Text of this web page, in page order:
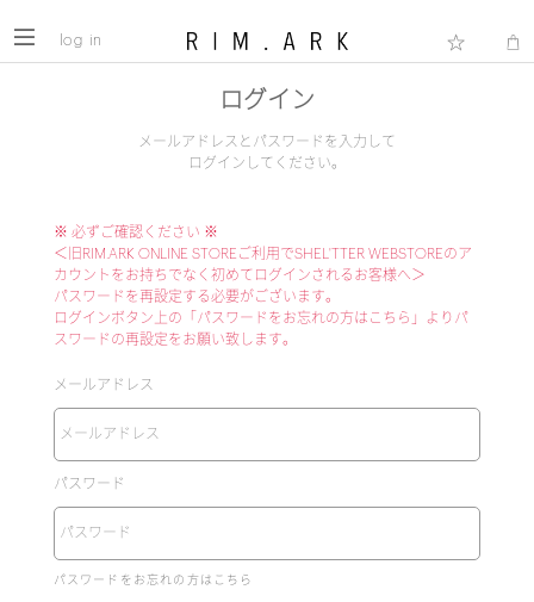
log in
ログイン
メールアドレスとパスワードを入力して
ログインしてください。
※ 必ずご確認ください ※
＜旧RIM.ARK ONLINE STOREご利用でSHEL'TTER WEBSTOREのア
カウントをお持ちでなく初めてログインされるお客様へ＞
パスワードを再設定する必要がございます。
ログインボタン上の「パスワードをお忘れの方はこちら」よりパ
スワードの再設定をお願い致します。
メールアドレス
パスワード
パスワードをお忘れの方はこちら